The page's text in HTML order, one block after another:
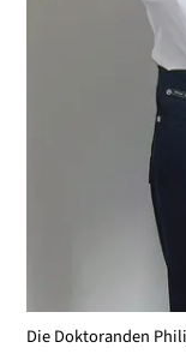
Die Doktoranden